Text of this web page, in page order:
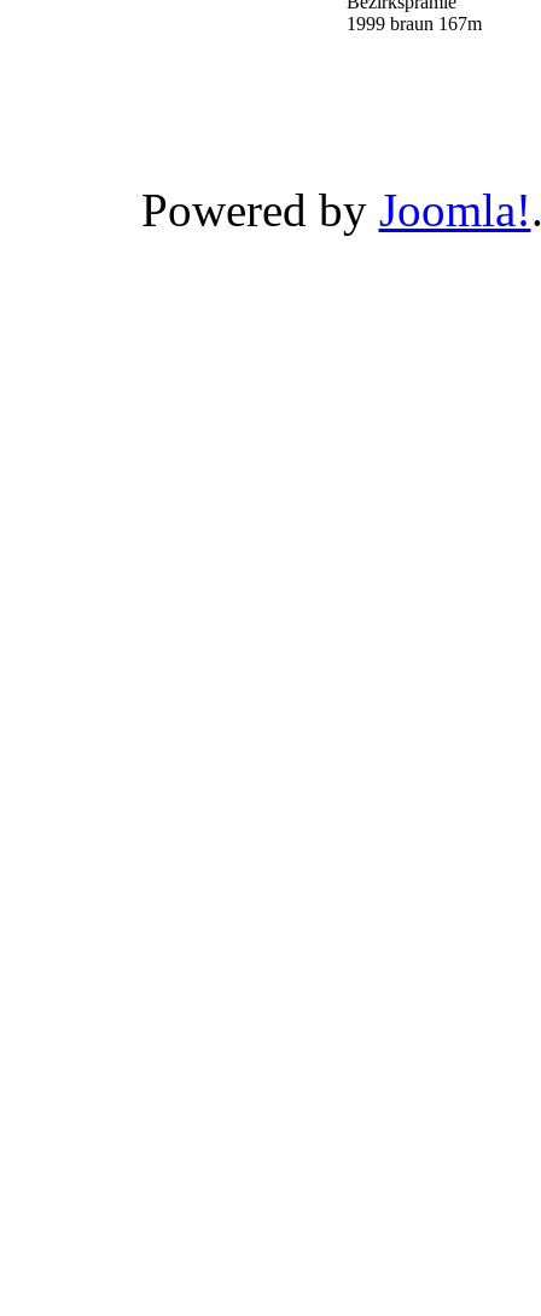
1999 braun 167m
Powered by Joomla!